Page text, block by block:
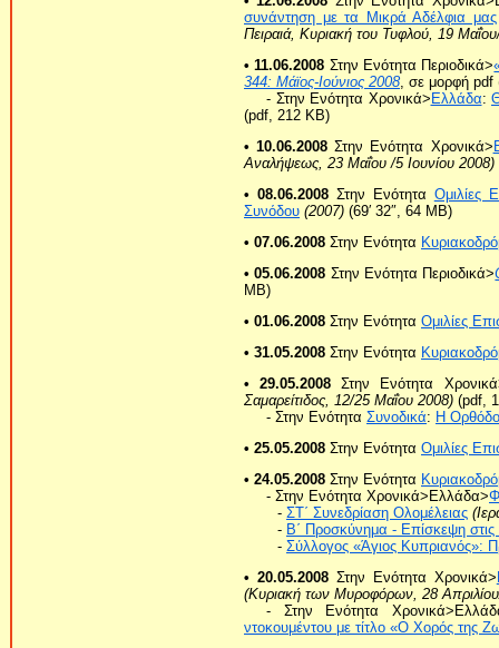
συνάντηση με τα Μικρά Αδέλφια μας
Πειραιά, Κυριακή του Τυφλού, 19
• 11.06.2008 Στην Ενότητα Περιοδικά>
344: Μάϊος-Ιούνιος 2008, σε μορφή
- Στην Ενότητα Χρονικά>Ελλάδα:
(pdf, 212 KB)
• 10.06.2008 Στην Ενότητα Χρονικά>
Αναλήψεως, 23 Μαΐου /5 Ιουνίου 2008)
• 08.06.2008Στην Ενότητα Ομιλίες
Συνόδου (2007) (69′ 32″, 64 MB)
• 07.06.2008 Στην Ενότητα
• 05.06.2008 Στην Ενότητα Περιοδικά>
MB)
• 01.06.2008 Στην Ενότητα Ομιλίες
• 31.05.2008 Στην Ενότητα
• 29.05.2008 Στην Ενότητα
Σαμαρείτιδος, 12/25 Μαΐου 2008) (pdf,
- Στην Ενότητα Συνοδικά: Η
• 25.05.2008 Στην Ενότητα Ομιλίες
• 24.05.2008 Στην Ενότητα
- Στην Ενότητα Χρονικά>Ελλάδα>
- ΣΤ΄ Συνεδρίαση Ολομέλειας
- Β΄ Προσκύνημα - Επίσκεψη
- Σύλλογος «Άγιος Κυπριανός»:
• 20.05.2008Στην Ενότητα Χρονικά>
(Κυριακή των Μυροφόρων, 28
- Στην Ενότητα
ντοκουμέντου με τίτλο «Ο Χορός της